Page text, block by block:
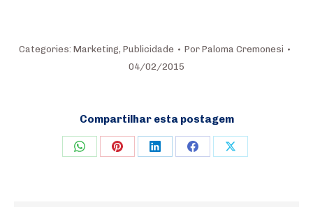
Categories: Marketing, Publicidade Por Paloma Cremonesi
04/02/2015
Compartilhar esta postagem
Share Share Share Share Share